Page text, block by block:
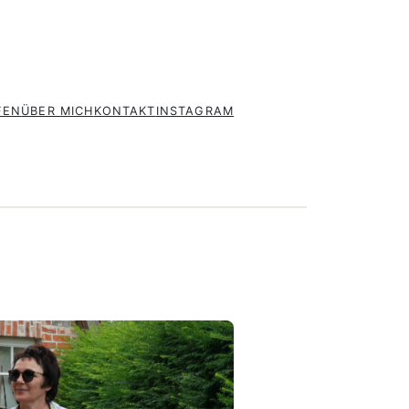
ÜBER MICH KONTAKT INSTAGRAM